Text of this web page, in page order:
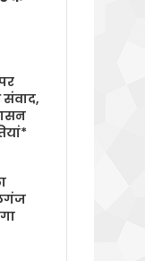
संवाद,